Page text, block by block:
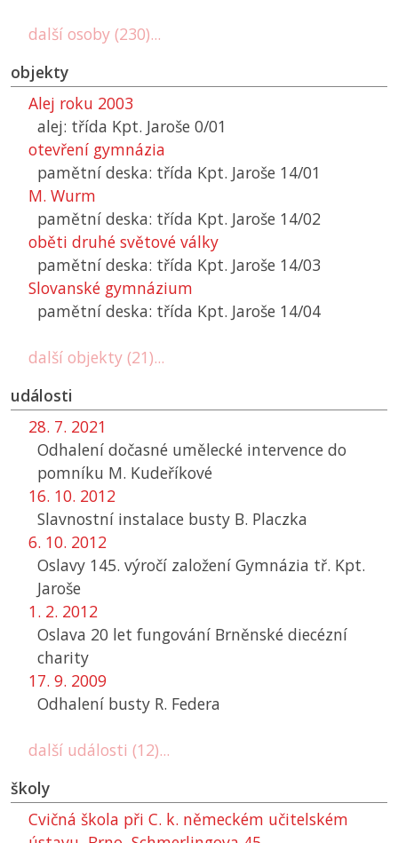
další osoby (230)...
objekty
Alej roku 2003
alej: třída Kpt. Jaroše 0/01
otevření gymnázia
pamětní deska: třída Kpt. Jaroše 14/01
M. Wurm
pamětní deska: třída Kpt. Jaroše 14/02
oběti druhé světové války
pamětní deska: třída Kpt. Jaroše 14/03
Slovanské gymnázium
pamětní deska: třída Kpt. Jaroše 14/04
další objekty (21)...
události
28. 7. 2021
Odhalení dočasné umělecké intervence do
pomníku M. Kudeříkové
16. 10. 2012
Slavnostní instalace busty B. Placzka
6. 10. 2012
Oslavy 145. výročí založení Gymnázia tř. Kpt.
Jaroše
1. 2. 2012
Oslava 20 let fungování Brněnské diecézní
charity
17. 9. 2009
Odhalení busty R. Federa
další události (12)...
školy
Cvičná škola při C. k. německém učitelském